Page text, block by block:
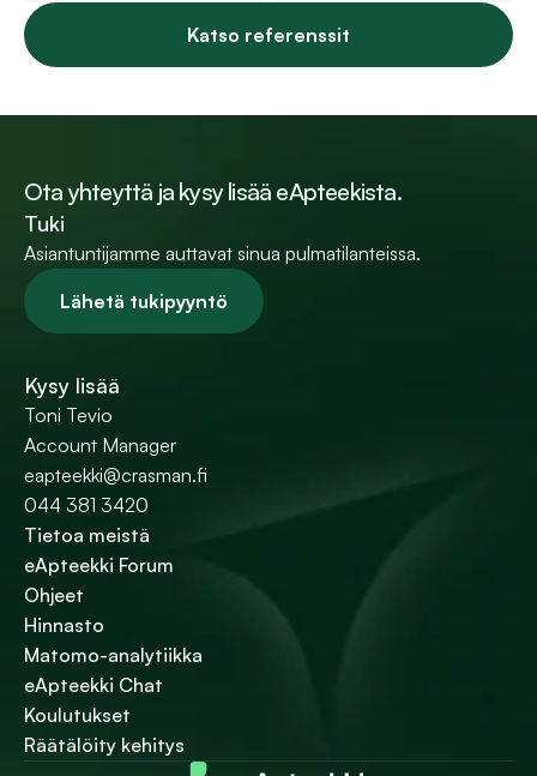
Katso referenssit
Ota yhteyttä ja kysy lisää eApteekista.
Tuki
Asiantuntijamme auttavat sinua pulmatilanteissa.
Lähetä tukipyyntö
Kysy lisää
Toni Tevio
Account Manager
eapteekki@crasman.fi
044 381 3420
Tietoa meistä
eApteekki Forum
Ohjeet
Hinnasto
Matomo-analytiikka
eApteekki Chat
Koulutukset
Räätälöity kehitys